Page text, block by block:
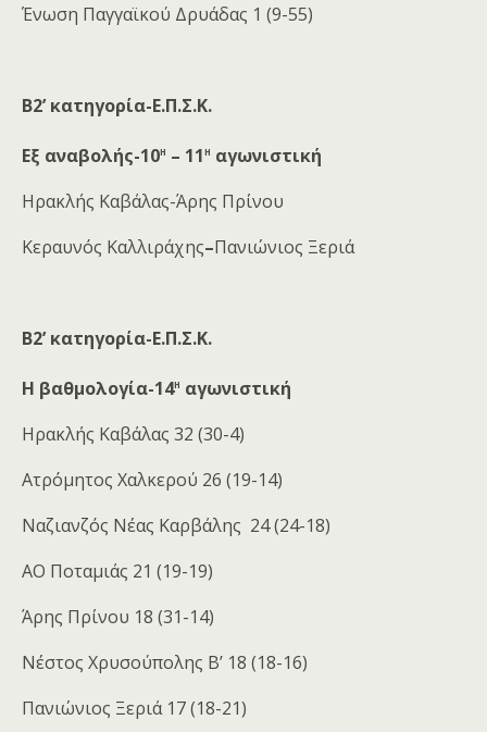
Ένωση Παγγαϊκού Δρυάδας 1 (9-55)
Β2’ κατηγορία-Ε.Π.Σ.Κ.
Εξ αναβολής-10η – 11η αγωνιστική
Ηρακλής Καβάλας-Άρης Πρίνου
Κεραυνός Καλλιράχης–Πανιώνιος Ξεριά
Β2’ κατηγορία-Ε.Π.Σ.Κ.
Η βαθμολογία-14η αγωνιστική
Ηρακλής Καβάλας 32 (30-4)
Ατρόμητος Χαλκερού 26 (19-14)
Ναζιανζός Νέας Καρβάλης 24 (24-18)
ΑΟ Ποταμιάς 21 (19-19)
Άρης Πρίνου 18 (31-14)
Νέστος Χρυσούπολης Β’ 18 (18-16)
Πανιώνιος Ξεριά 17 (18-21)